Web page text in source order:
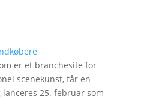
er et branchesite for
scenekunst, får en
25. februar som